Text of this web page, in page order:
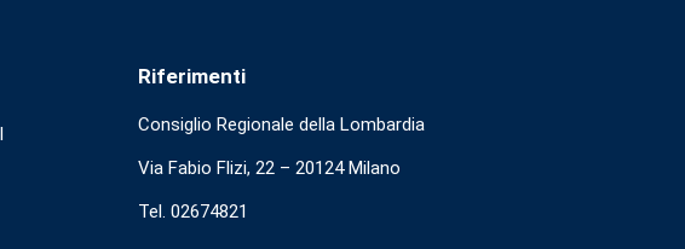
Riferimenti
Consiglio Regionale della Lombardia
Via Fabio Flizi, 22 – 20124 Milano
Tel. 02674821